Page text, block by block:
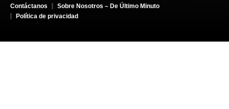
Contáctanos
Sobre Nosotros – De Último Minuto
Política de privacidad